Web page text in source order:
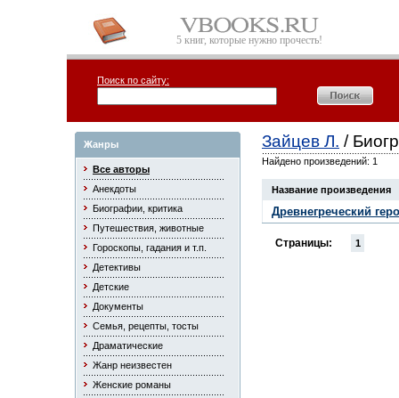
5 книг, которые нужно прочесть!
Поиск по сайту:
Жанры
Все авторы
Анекдоты
Биографии, критика
Путешествия, животные
Гороскопы, гадания и т.п.
Детективы
Детские
Документы
Семья, рецепты, тосты
Драматические
Жанр неизвестен
Женские романы
Зайцев Л. /
Найдено произведений: 1
Название произведения
Древнегреческий
Страницы: 1